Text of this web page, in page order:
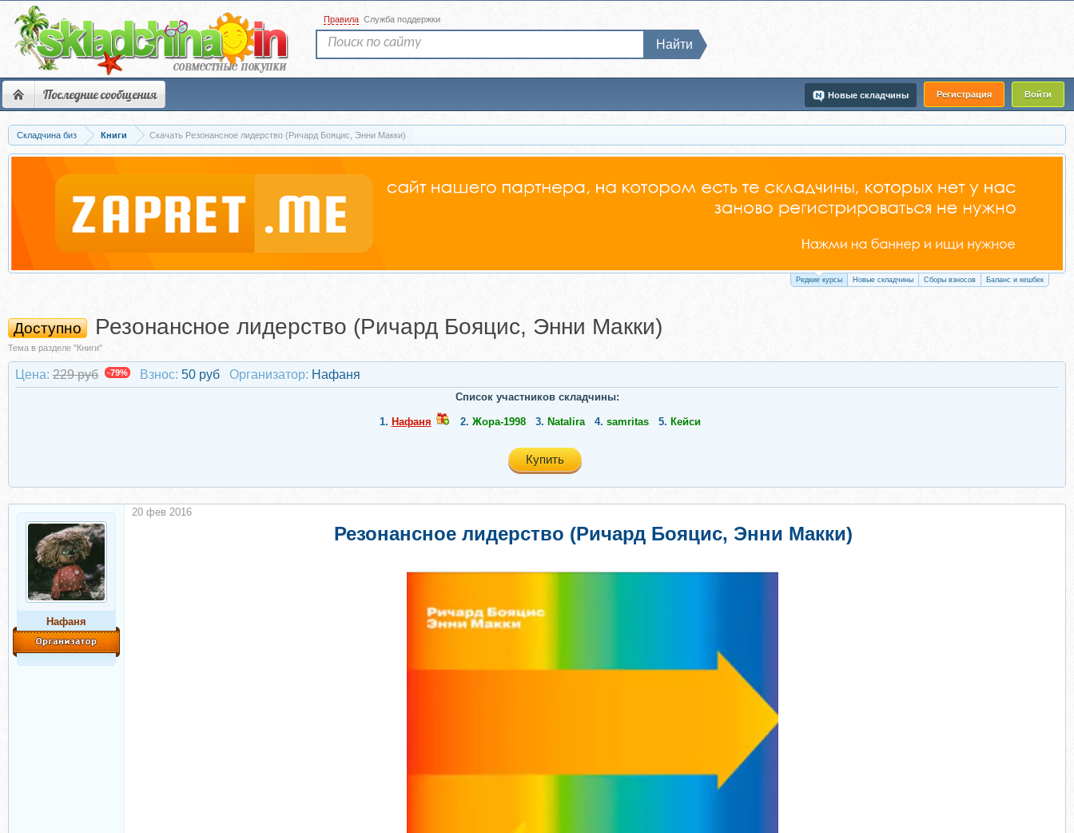
Последние сообщения Регистрация Войти
Новые складчины
Правила Служба поддержки
Найти
Складчина биз Книги Скачать Резонансное лидерство (Ричард Бояцис, Энни Макки)
Редкие курсы Новые складчины Сборы взносов Баланс и кешбек
Доступно Резонансное лидерство (Ричард Бояцис, Энни Макки)
Тема в разделе "Книги"
Цена: 229 руб -79% Взнос: 50 руб Организатор: Нафаня
Список участников складчины:
1. Нафаня 2. Жора-1998 3. Natalira 4. samritas 5. Кейси
Купить
Нафаня
Резонансное лидерство (Ричард Бояцис, Энни Макки)
20 фев 2016